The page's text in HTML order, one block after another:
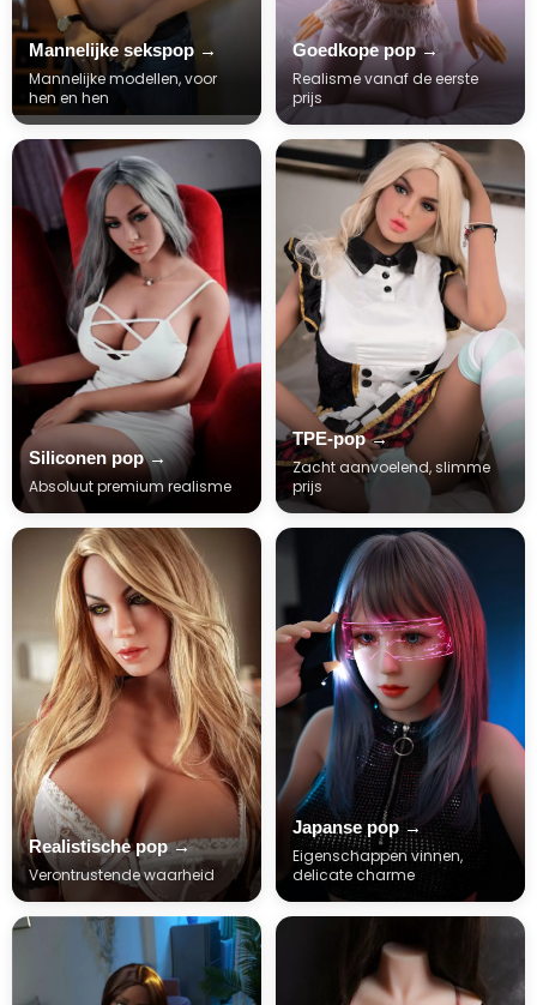
Mannelijke sekspop →
Mannelijke modellen, voor
hen en hen
Goedkope pop →
Realisme vanaf de eerste
prijs
Siliconen pop →
Absoluut premium realisme
TPE-pop →
Zacht aanvoelend, slimme
prijs
Realistische pop →
Verontrustende waarheid
Japanse pop →
Eigenschappen vinnen,
delicate charme